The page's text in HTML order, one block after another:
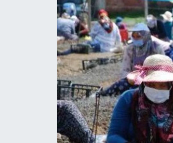
Sinema
Sivil Toplum